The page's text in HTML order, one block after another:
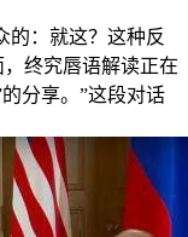
：就这？这种反
终究唇语解读正在
分享。”这段对话